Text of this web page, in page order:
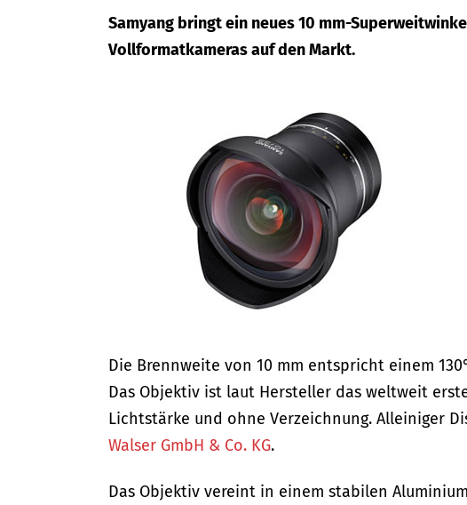
Samyang bringt ein neues 10 mm-
Vollformatkameras auf den Markt.
Die Brennweite von 10 mm entspricht einem
Das Objektiv ist laut Hersteller das weltweit
Lichtstärke und ohne Verzeichnung. Alleiniger
Walser GmbH & Co. KG.
Das Objektiv vereint in einem stabilen